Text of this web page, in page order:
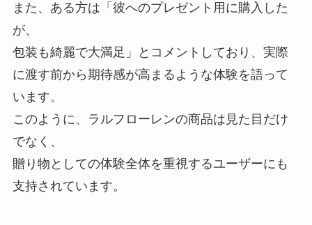
また、ある方は「彼へのプレゼント用に購入した
が、
包装も綺麗で大満足」とコメントしており、実際
に渡す前から期待感が高まるような体験を語って
います。
このように、ラルフローレンの商品は見た目だけ
でなく、
贈り物としての体験全体を重視するユーザーにも
支持されています。